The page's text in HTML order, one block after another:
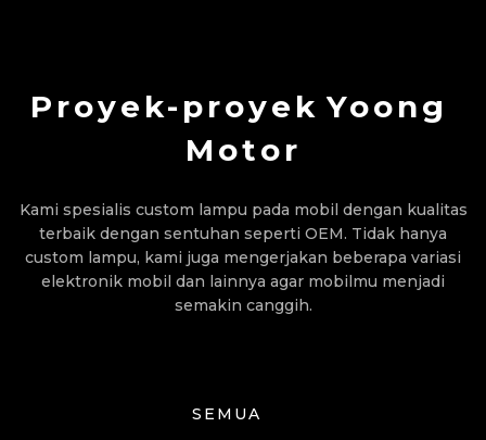
Proyek-proyek Yoong
Motor
Kami spesialis custom lampu pada mobil dengan kualitas
terbaik dengan sentuhan seperti OEM. Tidak hanya
custom lampu, kami juga mengerjakan beberapa variasi
elektronik mobil dan lainnya agar mobilmu menjadi
semakin canggih.
SEMUA